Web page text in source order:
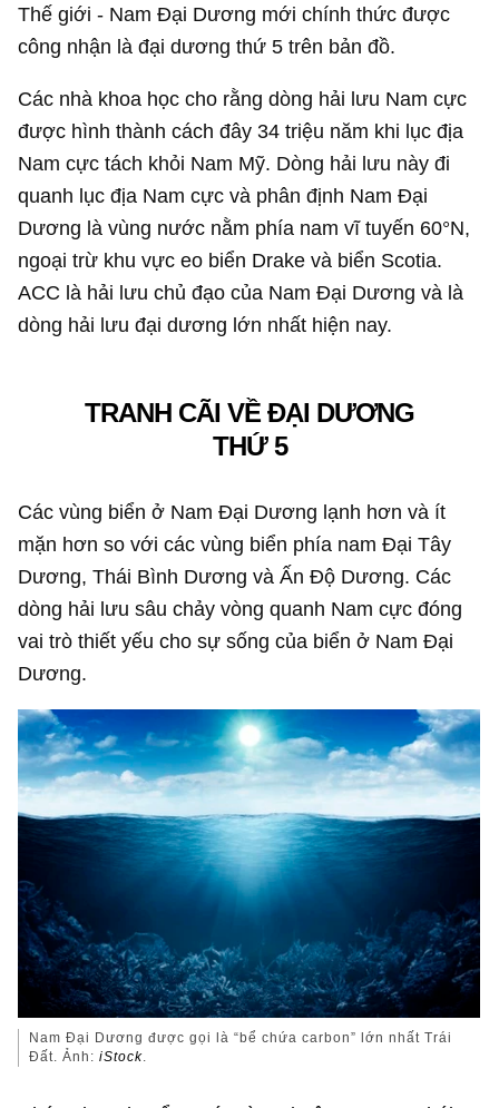
Thế giới - Nam Đại Dương mới chính thức được
công nhận là đại dương thứ 5 trên bản đồ.
Các nhà khoa học cho rằng dòng hải lưu Nam cực
được hình thành cách đây 34 triệu năm khi lục địa
Nam cực tách khỏi Nam Mỹ. Dòng hải lưu này đi
quanh lục địa Nam cực và phân định Nam Đại
Dương là vùng nước nằm phía nam vĩ tuyến 60°N,
ngoại trừ khu vực eo biển Drake và biển Scotia.
ACC là hải lưu chủ đạo của Nam Đại Dương và là
dòng hải lưu đại dương lớn nhất hiện nay.
TRANH CÃI VỀ ĐẠI DƯƠNG
THỨ 5
Các vùng biển ở Nam Đại Dương lạnh hơn và ít
mặn hơn so với các vùng biển phía nam Đại Tây
Dương, Thái Bình Dương và Ấn Độ Dương. Các
dòng hải lưu sâu chảy vòng quanh Nam cực đóng
vai trò thiết yếu cho sự sống của biển ở Nam Đại
Dương.
Nam Đại Dương được gọi là “bể chứa carbon” lớn nhất Trái
Đất. Ảnh:iStock.